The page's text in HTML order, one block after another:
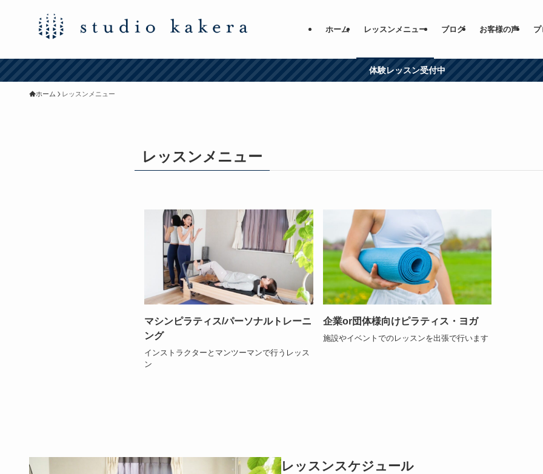
ホーム レッスンメニュー ブログ お客様の声
体験レッスン受付中
ホーム レッスンメニュー
レッスンメニュー
マシンピラティス/パーソナルトレーニ
ング
インストラクターとマンツーマンで行うレッス
ン
企業or団体様向けピラティス・ヨガ
施設やイベントでのレッスンを出張で行います
レッスンスケジュール